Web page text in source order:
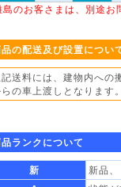
のお客さまは、別途お
品の配送及び設置につい
記送料には、建物内へ
らの車上渡しとなります
ランクについて
新
新品